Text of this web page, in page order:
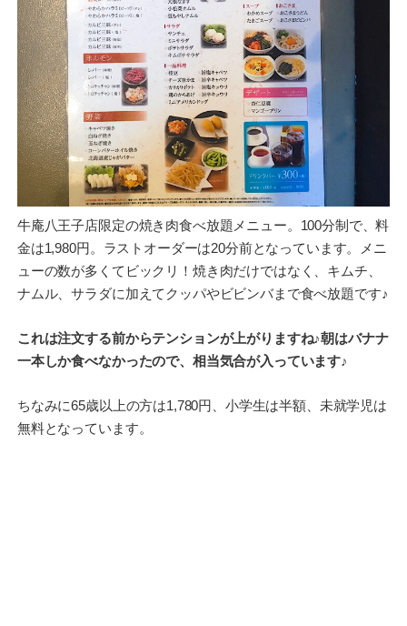
牛庵八王子店限定の焼き肉食べ放題メニュー。100分制で、料
金は1,980円。ラストオーダーは20分前となっています。メニ
ューの数が多くてビックリ！焼き肉だけではなく、キムチ、
ナムル、サラダに加えてクッパやビビンバまで食べ放題です♪
これは注文する前からテンションが上がりますね♪朝はバナナ
一本しか食べなかったので、相当気合が入っています♪
ちなみに65歳以上の方は1,780円、小学生は半額、未就学児は
無料となっています。